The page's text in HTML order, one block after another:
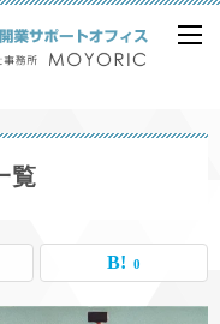
覧
0